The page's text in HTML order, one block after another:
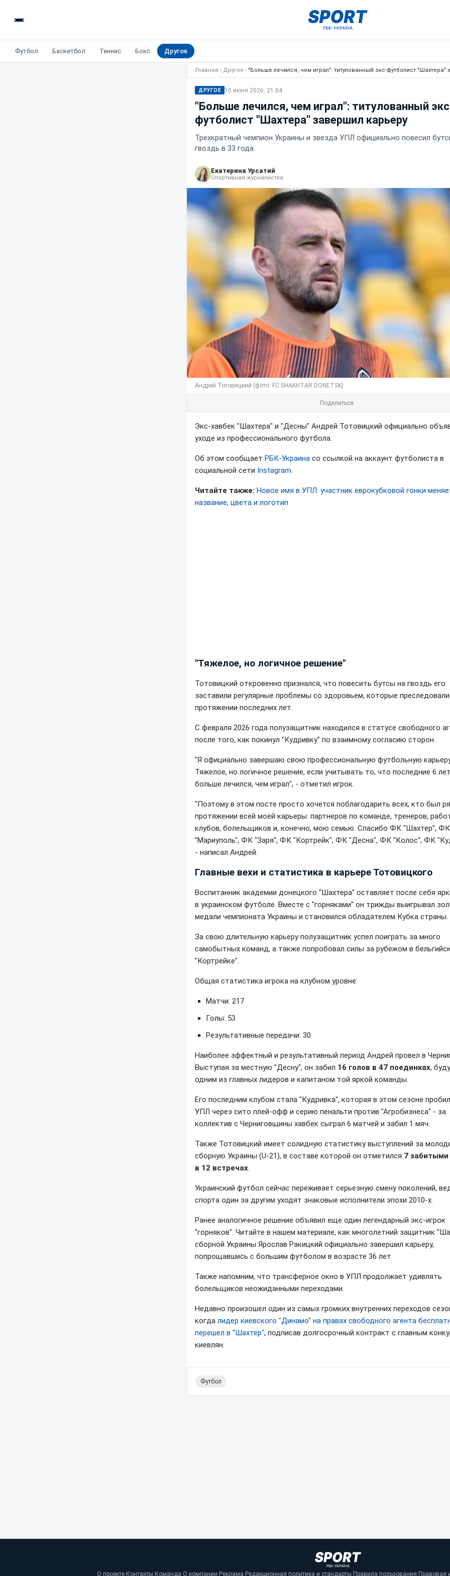
Футбол Баскетбол Теннис Бокс Другое
Главная › Другое › "Больше лечился, чем играл": титулованный экс-футболист "Шахтера"
ДРУГОЕ 10 июня 2026, 21:04
"Больше лечился, чем играл": титулованный
футболист "Шахтера" завершил карьеру
Трехкратный чемпион Украины и звезда УПЛ официально повесил
гвоздь в 33 года
Екатерина Урсатий
Спортивная журналистка
Андрей Тотовицкий (фото: FC SHAKHTAR DONETSK)
Поделиться:
Экс-хавбек "Шахтера" и "Десны" Андрей Тотовицкий официально
уходе из профессионального футбола.
Об этом сообщает РБК-Украина со ссылкой на аккаунт футболиста в
социальной сети Instagram.
Читайте также: Новое имя в УПЛ: участник еврокубковой гонки
название, цвета и логотип
"Тяжелое, но логичное решение"
Тотовицкий откровенно признался, что повесить бутсы на гвоздь его
заставили регулярные проблемы со здоровьем, которые преследовали
протяжении последних лет.
С февраля 2026 года полузащитник находился в статусе свободного
после того, как покинул "Кудривку" по взаимному согласию сторон.
"Я официально завершаю свою профессиональную футбольную
Тяжелое, но логичное решение, если учитывать то, что последние 6
больше лечился, чем играл", - отметил игрок.
"Поэтому в этом посте просто хочется поблагодарить всех, кто был
протяжении всей моей карьеры: партнеров по команде, тренеров,
клубов, болельщиков и, конечно, мою семью. Спасибо ФК "Шахтер", ФК
"Мариуполь", ФК "Заря", ФК "Кортрейк", ФК "Десна", ФК "Колос", ФК
- написал Андрей.
Главные вехи и статистика в карьере Тотовицкого
Воспитанник академии донецкого "Шахтера" оставляет после себя
в украинском футболе. Вместе с "горняками" он трижды выигрывал
медали чемпионата Украины и становился обладателем Кубка страны.
За свою длительную карьеру полузащитник успел поиграть за много
самобытных команд, а также попробовал силы за рубежом в
"Кортрейке".
Общая статистика игрока на клубном уровне:
Матчи: 217
Голы: 53
Результативные передачи: 30
Наиболее эффектный и результативный период Андрей провел в
Выступая за местную "Десну", он забил 16 голов в 47 поединках,
одним из главных лидеров и капитаном той яркой команды.
Его последним клубом стала "Кудривка", которая в этом сезоне
УПЛ через сито плей-офф и серию пенальти против "Агробизнеса" - за
коллектив с Черниговщины хавбек сыграл 6 матчей и забил 1 мяч.
Также Тотовицкий имеет солидную статистику выступлений за
сборную Украины (U-21), в составе которой он отметился 7 забитыми
в 12 встречах.
Украинский футбол сейчас переживает серьезную смену поколений,
спорта один за другим уходят знаковые исполнители эпохи 2010-х.
Ранее аналогичное решение объявил еще один легендарный экс-игрок
"горняков". Читайте в нашем материале, как многолетний защитник
сборной Украины Ярослав Ракицкий официально завершил карьеру,
попрощавшись с большим футболом в возрасте 36 лет.
Также напомним, что трансферное окно в УПЛ продолжает удивлять
болельщиков неожиданными переходами.
Недавно произошел один из самых громких внутренних переходов
когда лидер киевского "Динамо" на правах свободного агента
перешел в "Шахтер", подписав долгосрочный контракт с главным
киевлян.
Футбол
О проекте· Контакты· Команда·О компании· Реклама· Редакционная политика и стандарты· Правила пользования· Правовая